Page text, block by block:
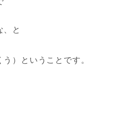
、と
）ということです。